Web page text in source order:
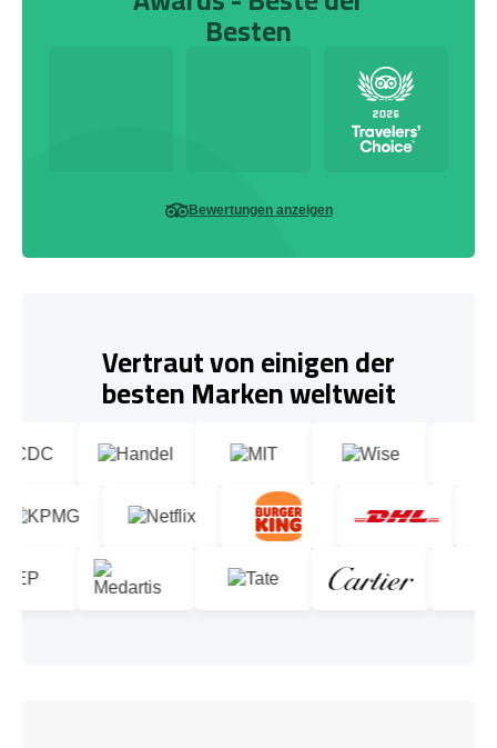
Besten
Bewertungen anzeigen
Vertraut von einigen der
besten Marken weltweit